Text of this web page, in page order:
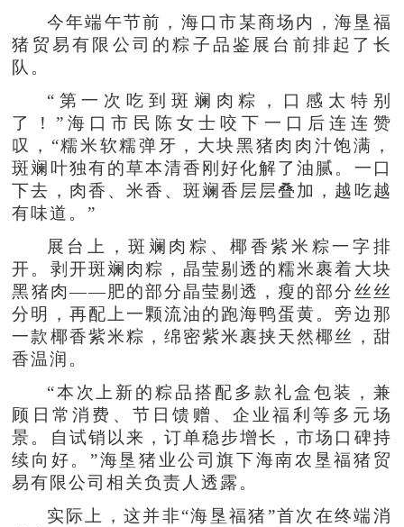
今年端午节前，海口市某商场内，海垦福
猪贸易有限公司的粽子品鉴展台前排起了长
队。
“第一次吃到斑斓肉粽，口感太特别
了！”海口市民陈女士咬下一口后连连赞
叹，“糯米软糯弹牙，大块黑猪肉肉汁饱满，
斑斓叶独有的草本清香刚好化解了油腻。一口
下去，肉香、米香、斑斓香层层叠加，越吃越
有味道。”
展台上，斑斓肉粽、椰香紫米粽一字排
开。剥开斑斓肉粽，晶莹剔透的糯米裹着大块
黑猪肉——肥的部分晶莹剔透，瘦的部分丝丝
分明，再配上一颗流油的跑海鸭蛋黄。旁边那
一款椰香紫米粽，绵密紫米裹挟天然椰丝，甜
香温润。
“本次上新的粽品搭配多款礼盒包装，兼
顾日常消费、节日馈赠、企业福利等多元场
景。自试销以来，订单稳步增长，市场口碑持
续向好。”海垦猪业公司旗下海南农垦福猪贸
易有限公司相关负责人透露。
实际上，这并非“海垦福猪”首次在终端消